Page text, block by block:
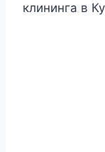
клининга в